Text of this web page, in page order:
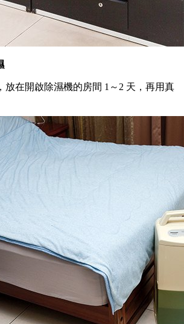
放在開啟除濕機的房間 1～2 天，再用真